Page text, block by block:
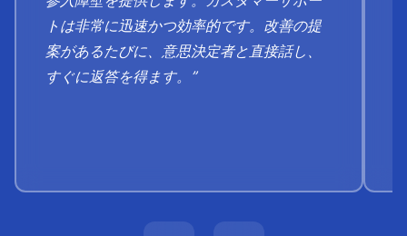
トは非​​常に迅速かつ効率的です。改善の提
案があるたびに、意思決定者と直接話し、
すぐに返答を得ます。”